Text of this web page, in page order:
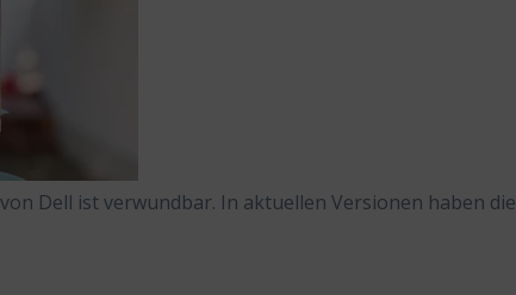
Dell ist verwundbar. In aktuellen Versionen haben die